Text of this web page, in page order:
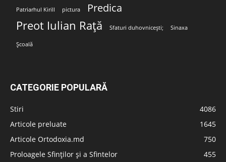
Patriarhul Kirill pictura Predica
Preot Iulian Rață Sfaturi duhovnicești; Sinaxa
Școală
CATEGORIE POPULARĂ
Stiri
4086
Articole preluate
1645
Articole Ortodoxia.md
750
Proloagele Sfinților și a Sfintelor
455